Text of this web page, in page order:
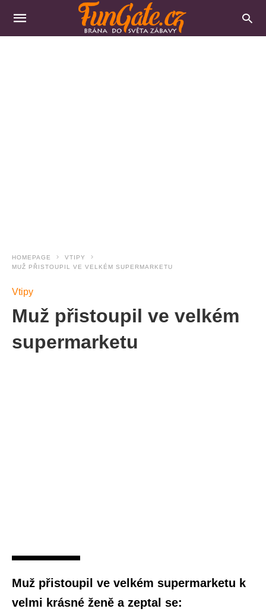
HOMEPAGE
VTIPY
MUŽ PŘISTOUPIL VE VELKÉM SUPERMARKETU
Vtipy
Muž přistoupil ve velkém
supermarketu
Muž přistoupil ve velkém supermarketu k
velmi krásné ženě a zeptal se: